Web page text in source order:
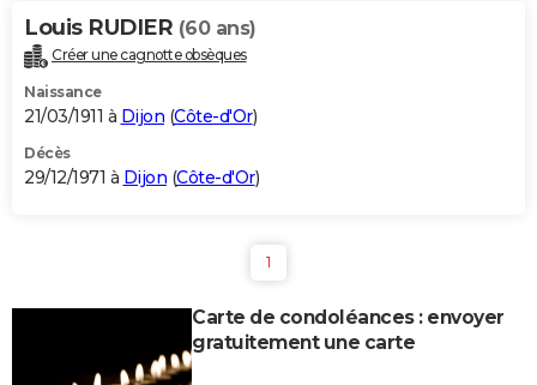
Louis RUDIER (60 ans)
Créer une cagnotte obsèques
Naissance
21/03/1911 à Dijon (Côte-d'Or)
Décès
29/12/1971 à Dijon (Côte-d'Or)
1
Carte de condoléances : envoyer
gratuitement une carte